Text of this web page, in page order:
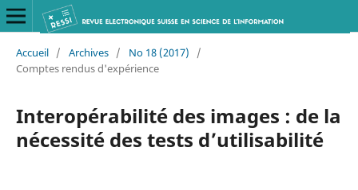
Accueil / Archives / No 18 (2017)
/
Comptes rendus d'expérience
Interopérabilité des images : de la
nécessité des tests d’utilisabilité